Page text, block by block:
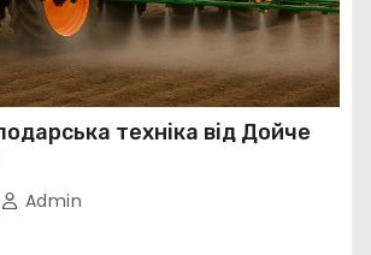
техніка від Дойче
Admin